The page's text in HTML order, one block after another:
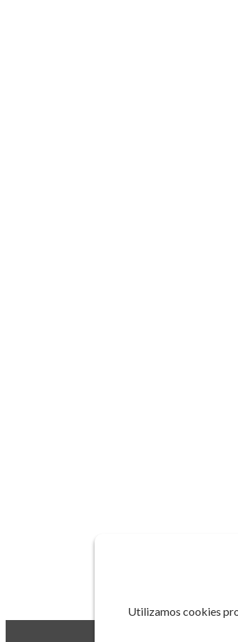
Utilizamos cookies